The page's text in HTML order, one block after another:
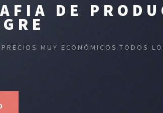
DE
MUY ECONÓMICOS.TODOS